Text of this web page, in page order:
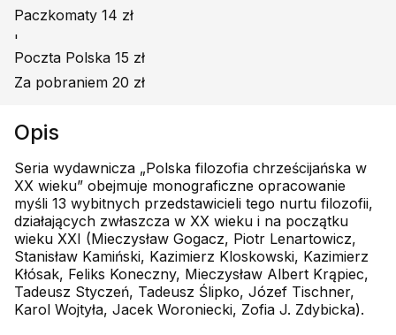
Paczkomaty 14 zł
'
Poczta Polska 15 zł
Za pobraniem 20 zł
Opis
Seria wydawnicza „Polska filozofia chrześcijańska w
XX wieku” obejmuje monograficzne opracowanie
myśli 13 wybitnych przedstawicieli tego nurtu filozofii,
działających zwłaszcza w XX wieku i na początku
wieku XXI (Mieczysław Gogacz, Piotr Lenartowicz,
Stanisław Kamiński, Kazimierz Kloskowski, Kazimierz
Kłósak, Feliks Koneczny, Mieczysław Albert Krąpiec,
Tadeusz Styczeń, Tadeusz Ślipko, Józef Tischner,
Karol Wojtyła, Jacek Woroniecki, Zofia J. Zdybicka).